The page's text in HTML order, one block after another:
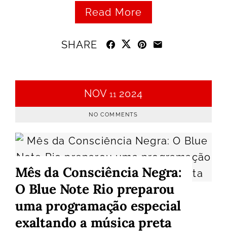
Read More
SHARE
NOV 11 2024
NO COMMENTS
Mês da Consciência Negra:
O Blue Note Rio preparou
uma programação especial
exaltando a música preta